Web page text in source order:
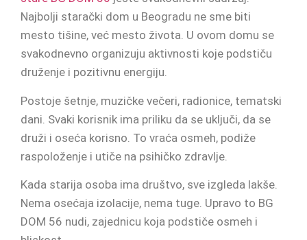
Najbolji starački dom u Beogradu ne sme biti
mesto tišine, već mesto života. U ovom domu se
svakodnevno organizuju aktivnosti koje podstiču
druženje i pozitivnu energiju.
Postoje šetnje, muzičke večeri, radionice, tematski
dani. Svaki korisnik ima priliku da se uključi, da se
druži i oseća korisno. To vraća osmeh, podiže
raspoloženje i utiče na psihičko zdravlje.
Kada starija osoba ima društvo, sve izgleda lakše.
Nema osećaja izolacije, nema tuge. Upravo to BG
DOM 56 nudi, zajednicu koja podstiče osmeh i